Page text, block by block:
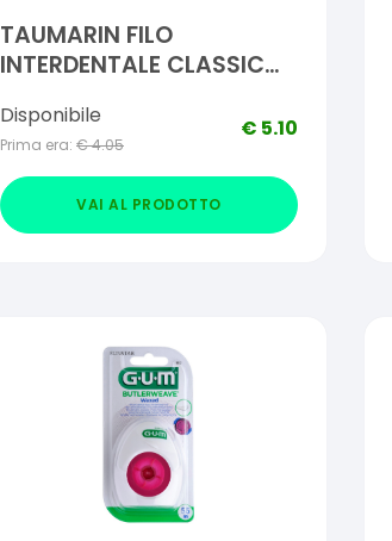
TAUMARIN FILO
INTERDENTALE CLASSICO
Disponibile
Prima era: €4.05
€ 5.10
VAI AL PRODOTTO